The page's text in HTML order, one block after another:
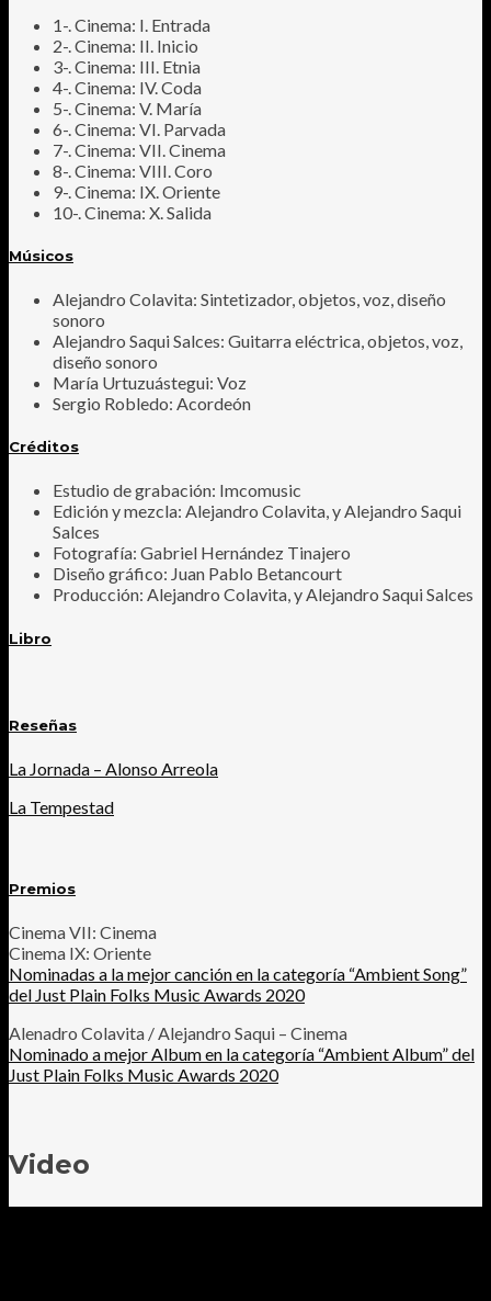
1-. Cinema: I. Entrada
2-. Cinema: II. Inicio
3-. Cinema: III. Etnia
4-. Cinema: IV. Coda
5-. Cinema: V. María
6-. Cinema: VI. Parvada
7-. Cinema: VII. Cinema
8-. Cinema: VIII. Coro
9-. Cinema: IX. Oriente
10-. Cinema: X. Salida
Músicos
Alejandro Colavita: Sintetizador, objetos, voz, diseño
sonoro
Alejandro Saqui Salces: Guitarra eléctrica, objetos, voz,
diseño sonoro
María Urtuzuástegui: Voz
Sergio Robledo: Acordeón
Créditos
Estudio de grabación: Imcomusic
Edición y mezcla: Alejandro Colavita, y Alejandro Saqui
Salces
Fotografía: Gabriel Hernández Tinajero
Diseño gráfico: Juan Pablo Betancourt
Producción: Alejandro Colavita, y Alejandro Saqui Salces
Libro
Reseñas
La Jornada – Alonso Arreola
La Tempestad
Premios
Cinema VII: Cinema
Cinema IX: Oriente
Nominadas a la mejor canción en la categoría “Ambient Song”
del Just Plain Folks Music Awards 2020
Alenadro Colavita / Alejandro Saqui – Cinema
Nominado a mejor Album en la categoría “Ambient Album” del
Just Plain Folks Music Awards 2020
Video